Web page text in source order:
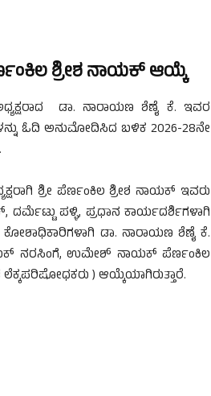
ಶ್ರೀಶ ನಾಯಕ್ ಆಯ್ಕೆ
ಡಾ. ನಾರಾಯಣ ಶೆಣೈ ಕೆ. ಇವರ
ಓದಿ ಅನುಮೋದಿಸಿದ ಬಳಿಕ 2026-28ನೇ
ಶ್ರೀ ಪೆರ್ಣಂಕಿಲ ಶ್ರೀಶ ನಾಯಕ್‌ ಇವರು
ಪಳ್ಳಿ, ಪ್ರಧಾನ ಕಾರ್ಯದರ್ಶಿಗಳಾಗಿ
ಡಾ. ನಾರಾಯಣ ಶೆಣೈ ಕೆ.
ನಾಯಕ್‌ ನರಸಿಂಗೆ, ಉಮೇಶ್‌ ನಾಯಕ್‌ ಪೆರ್ಣಂಕಿಲ
) ಆಯ್ಕೆಯಾಗಿರುತ್ತಾರೆ.